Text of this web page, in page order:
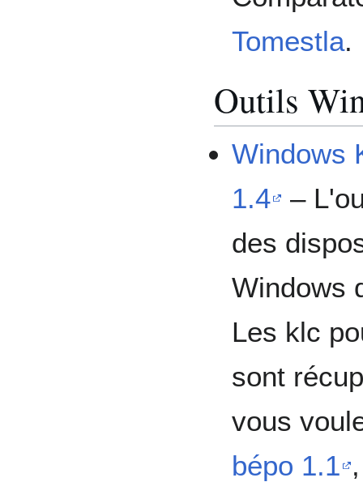
Tomestla.
Outils
Windows
1.4
–
des
Windows
Les klc
sont
vous
bépo 1.1